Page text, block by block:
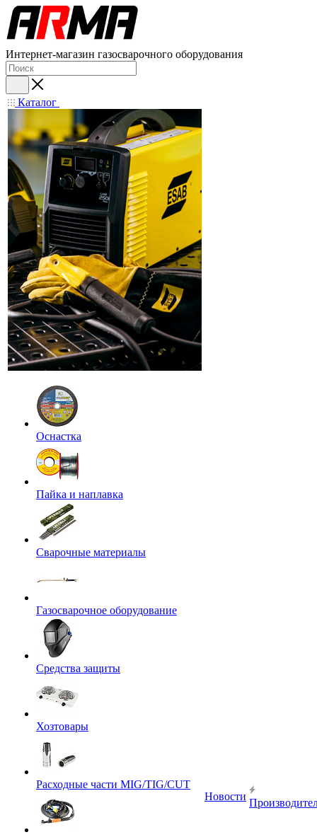
Интернет-магазин газосварочного оборудования
Каталог
Оснастка
Пайка и наплавка
Сварочные материалы
Газосварочное оборудование
Средства защиты
Хозтовары
Расходные части MIG/TIG/CUT
Новости